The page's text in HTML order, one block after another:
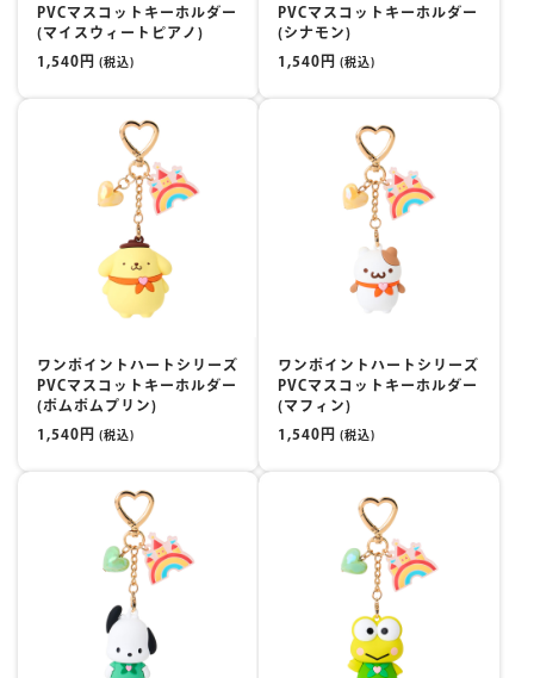
PVCマスコットキーホルダー
(マイスウィートピアノ)
1,540円 (税込)
PVCマスコットキーホルダー
(シナモン)
1,540円 (税込)
ワンポイントハートシリーズ
PVCマスコットキーホルダー
(ポムポムプリン)
1,540円 (税込)
ワンポイントハートシリーズ
PVCマスコットキーホルダー
(マフィン)
1,540円 (税込)